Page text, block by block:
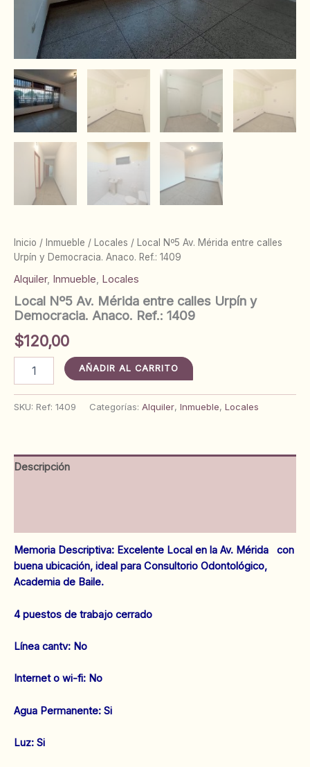
Inicio / Inmueble / Locales / Local Nº5 Av. Mérida entre calles
Urpín y Democracia. Anaco. Ref.: 1409
Alquiler, Inmueble Locales
Local Nº5 Av. Mérida entre calles Urpín y
Democracia. Anaco. Ref.: 1409
$120,00
Mérida
y
Democracia.
AÑADIR AL CARRITO
SKU: Ref: 1409 Categorías: Alquiler, Inmueble, Locales
Descripción
Memoria Descriptiva: Excelente Local en la Av. Mérida con
buena ubicación, ideal para Consultorio Odontológico,
Academia de Baile.
4 puestos de trabajo cerrado
Línea cantv: No
Internet o wi-fi: No
‌Agua Permanente: Si
‌Luz: Si